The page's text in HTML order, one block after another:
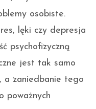
osobiste.
lęki czy depresja
psychofizyczną
jest tak samo
a zaniedbanie tego
poważnych